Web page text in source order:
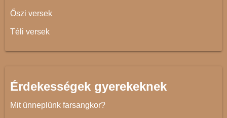
Őszi versek
Téli versek
Érdekességek gyerekeknek
Mit ünneplünk farsangkor?